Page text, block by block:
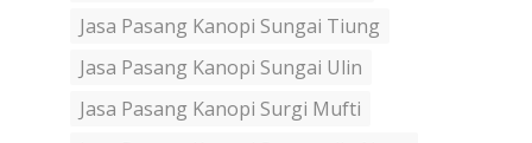
Jasa Pasang Kanopi Sungai Tiung
Jasa Pasang Kanopi Sungai Ulin
Jasa Pasang Kanopi Surgi Mufti